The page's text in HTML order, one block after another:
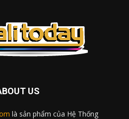
US
là sản phẩm của Hệ Thống